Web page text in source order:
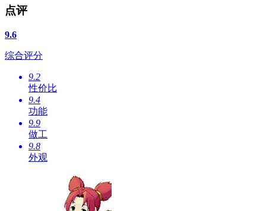
点评
9.6
综合评分
9.2
性价比
9.4
功能
9.9
做工
9.8
外观